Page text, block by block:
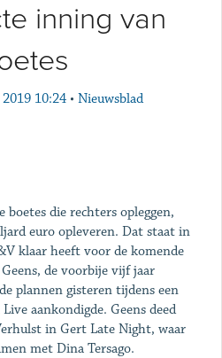
inning van
10:24 • Nieuwsblad
die rechters opleggen,
euro opleveren. Dat staat in
klaar heeft voor de komende
de voorbije vijf jaar
plannen gisteren tijdens een
aankondigde. Geens deed
in Gert Late Night, waar
met Dina Tersago.